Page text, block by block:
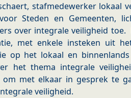
stafmedewerker lokaal
Steden en Gemeenten,
over integrale veiligheid toe.
met enkele insteken uit
op het lokaal en
het thema integrale
om met elkaar in gesprek te
veiligheid.